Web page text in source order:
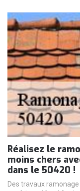
Réalisez le
moins chers
dans le 50420 !
Des travaux